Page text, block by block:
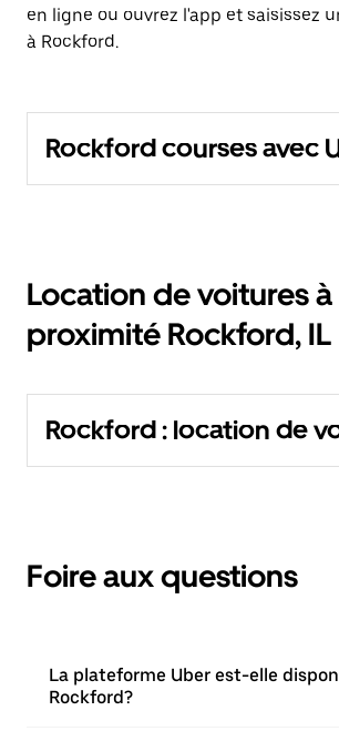
en ligne ou ouvrez l'app et saisissez
à Rockford.
Rockford courses avec
Location de voitures à
proximité Rockford, IL
Rockford : location de
Foire aux questions
La plateforme Uber est-elle
Rockford?